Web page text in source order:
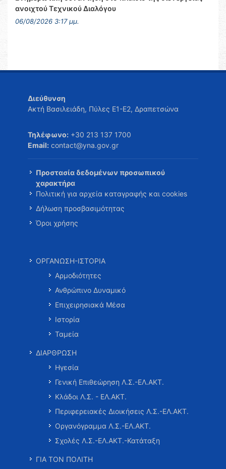
ανοιχτού Τεχνικού Διαλόγου
06/08/2026 3:17 μμ.
Διεύθυνση
Ακτή Βασιλειάδη, Πύλες Ε1-Ε2, Δραπετσώνα
Τηλέφωνο: +30 213 137 1700
Email: contact@yna.gov.gr
Προστασία δεδομένων προσωπικού
χαρακτήρα
Πολιτική για αρχεία καταγραφής και cookies
Δήλωση προσβασιμότητας
Όροι χρήσης
ΟΡΓΑΝΩΣΗ-ΙΣΤΟΡΙΑ
Αρμοδιότητες
Ανθρώπινο Δυναμικό
Επιχειρησιακά Μέσα
Ιστορία
Ταμεία
ΔΙΑΡΘΡΩΣΗ
Ηγεσία
Γενική Επιθεώρηση Λ.Σ.-ΕΛ.ΑΚΤ.
Κλάδοι Λ.Σ. - ΕΛ.ΑΚΤ.
Περιφερειακές Διοικήσεις Λ.Σ.-ΕΛ.ΑΚΤ.
Οργανόγραμμα Λ.Σ.-ΕΛ.ΑΚΤ.
Σχολές Λ.Σ.-ΕΛ.ΑΚΤ.-Κατάταξη
ΓΙΑ ΤΟΝ ΠΟΛΙΤΗ